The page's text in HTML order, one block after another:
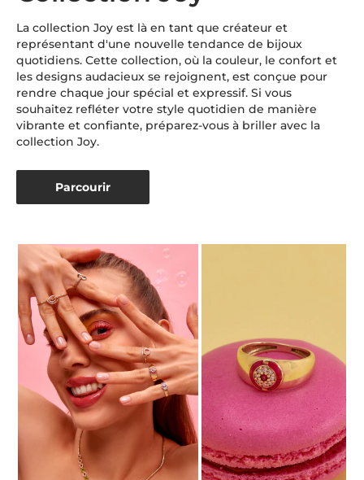
La collection Joy est là en tant que créateur et
représentant d'une nouvelle tendance de bijoux
quotidiens. Cette collection, où la couleur, le confort et
les designs audacieux se rejoignent, est conçue pour
rendre chaque jour spécial et expressif. Si vous
souhaitez refléter votre style quotidien de manière
vibrante et confiante, préparez-vous à briller avec la
collection Joy.
Parcourir